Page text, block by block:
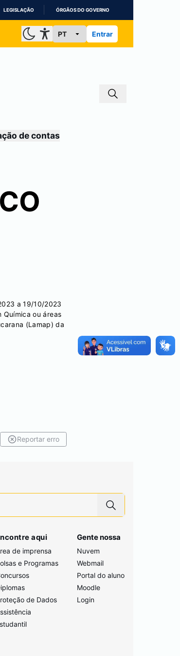
LEGISLAÇÃO ÓRGÃOS DO GOVERNO
Entrar
de contas
a 19/10/2023
ou áreas
(Lamap) da
Reportar erro
aqui
de imprensa
e Programas
de Dados
Gente nossa
Nuvem
Webmail
Portal do aluno
Moodle
Login